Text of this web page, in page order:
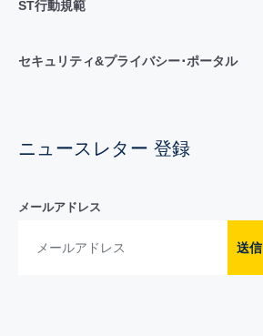
ST行動規範
セキュリティ&プライバシー･ポータル
ニュースレター 登録
メールアドレス
送信